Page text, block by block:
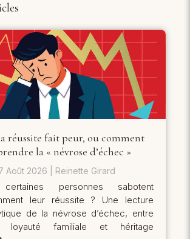
réussite fait peur, ou comment
la « névrose d’échec »
Août 2026 Reinette Girard
certaines personnes sabotent
leur réussite ? Une lecture
de la névrose d’échec, entre
loyauté familiale et héritage